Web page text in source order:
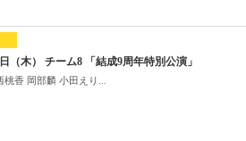
（木） チーム8 「結成9周年特別公演」
香 岡部麟 小田えり...